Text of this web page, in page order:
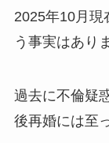
2025年10月現
う事実はあり
過去に不倫疑
後再婚には至